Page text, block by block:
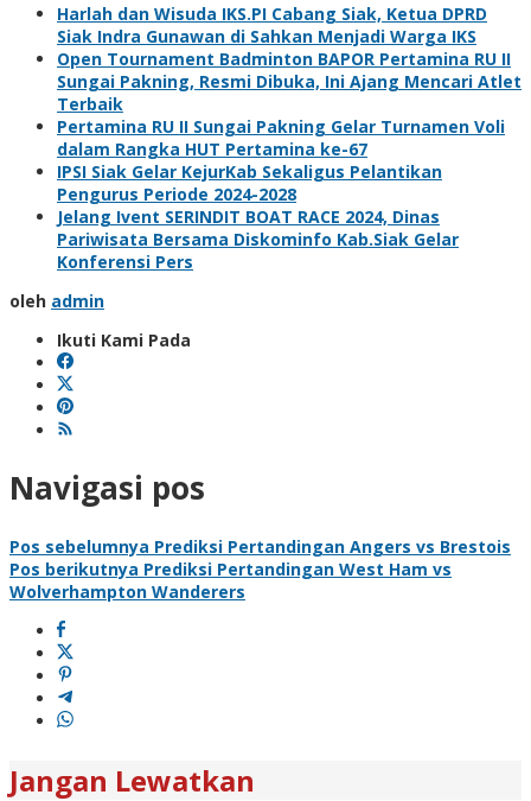
Harlah dan Wisuda IKS.PI Cabang Siak, Ketua DPRD
Siak Indra Gunawan di Sahkan Menjadi Warga IKS
Open Tournament Badminton BAPOR Pertamina RU II
Sungai Pakning, Resmi Dibuka, Ini Ajang Mencari Atlet
Terbaik
Pertamina RU II Sungai Pakning Gelar Turnamen Voli
dalam Rangka HUT Pertamina ke-67
IPSI Siak Gelar KejurKab Sekaligus Pelantikan
Pengurus Periode 2024-2028
Jelang Ivent SERINDIT BOAT RACE 2024, Dinas
Pariwisata Bersama Diskominfo Kab.Siak Gelar
Konferensi Pers
oleh admin
Ikuti Kami Pada
Navigasi pos
Pos sebelumnya Prediksi Pertandingan Angers vs Brestois
Pos berikutnya Prediksi Pertandingan West Ham vs
Wolverhampton Wanderers
Jangan Lewatkan